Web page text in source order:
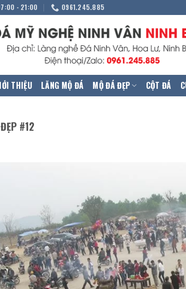
- 21:00 0961.245.885
THIỆU LĂNG MỘ ĐÁ MỘ ĐÁ ĐẸP CỘT ĐÁ
#12